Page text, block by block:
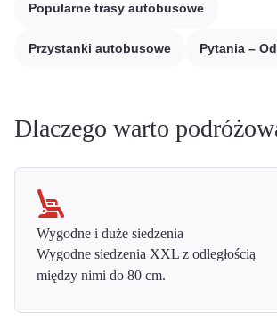
Popularne trasy autobusowe
Przystanki autobusowe Pytania –
Dlaczego warto
Wygodne i duże siedzenia
Wygodne siedzenia XXL z odległością
między nimi do 80 cm.